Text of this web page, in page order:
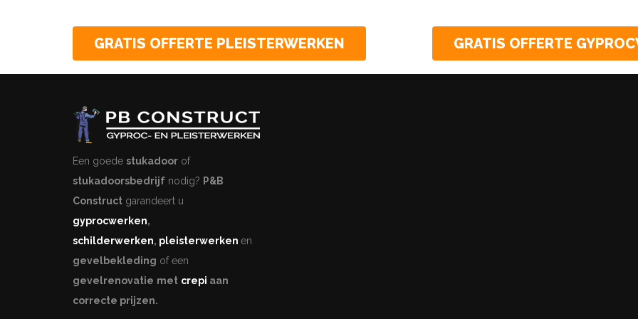
GRATIS OFFERTE PLEISTERWERKEN GRATIS OFFERTE
Een goede stukadoor of
stukadoorsbedrijf nodig? P&B
Construct garandeert u
gyprocwerken,
schilderwerken, pleisterwerken en
gevelbekleding of een
gevelrenovatie met crepi aan
correcte prijzen.